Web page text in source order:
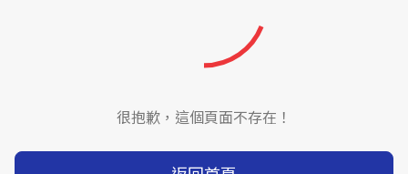
很抱歉，這個頁面不存在！